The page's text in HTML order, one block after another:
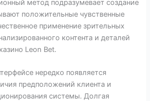
метод подразумевает создание
положительные чувственные
применение зрительных
контента и деталей
Leon Bet.
нередко появляется
предположений клиента и
системы. Долгая